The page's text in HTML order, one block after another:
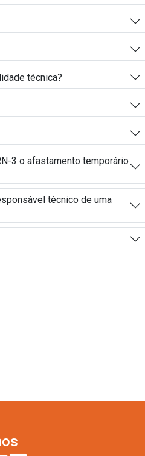
técnica?
3 o afastamento temporário
técnico de uma